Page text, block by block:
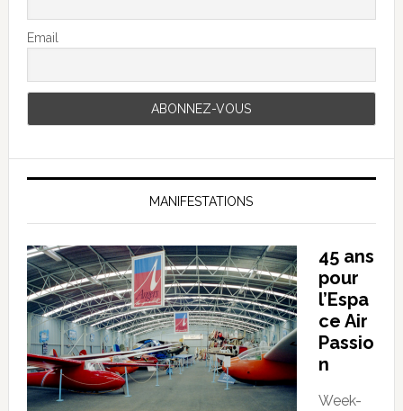
Email
MANIFESTATIONS
45 ans
pour
l’Espa
ce Air
Passio
n
Week-